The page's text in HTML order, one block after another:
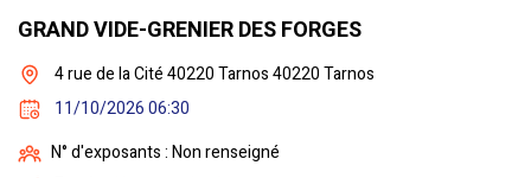
GRAND VIDE-GRENIER DES FORGES
4 rue de la Cité 40220 Tarnos 40220 Tarnos
11/10/2026 06:30
N° d'exposants : Non renseigné